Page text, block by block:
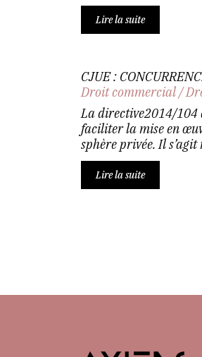
Lire la suite
CJUE :
Droit commercial/
La directive2014/104
faciliter la mise en
sphère privée. Il
Lire la suite